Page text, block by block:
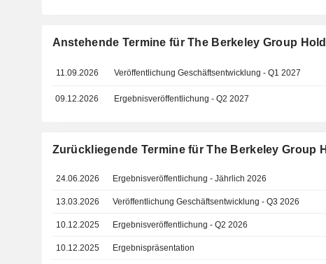
Anstehende Termine für The Berkeley Group
11.09.2026 Veröffentlichung Geschäftsentwicklung - Q1 2027
09.12.2026 Ergebnisveröffentlichung - Q2 2027
Zurückliegende Termine für The Berkeley Group
24.06.2026 Ergebnisveröffentlichung - Jährlich 2026
13.03.2026 Veröffentlichung Geschäftsentwicklung - Q3 2026
10.12.2025 Ergebnisveröffentlichung - Q2 2026
10.12.2025 Ergebnispräsentation